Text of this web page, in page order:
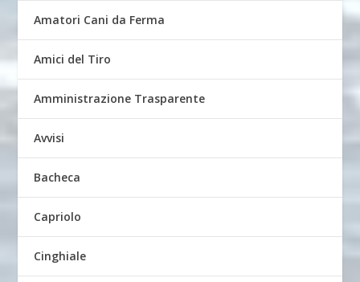
Amatori Cani da Ferma
Amici del Tiro
Amministrazione Trasparente
Avvisi
Bacheca
Capriolo
Cinghiale